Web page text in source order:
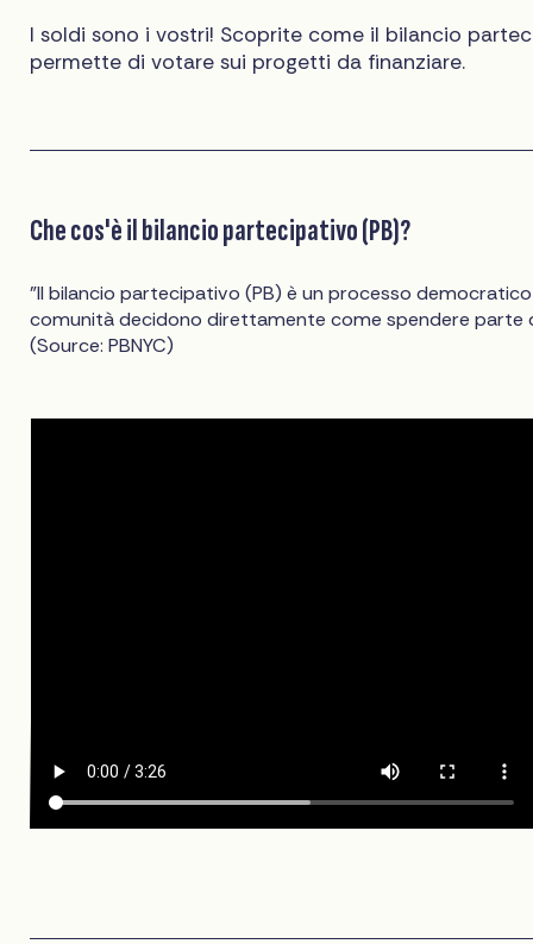
I soldi sono i vostri! Scoprite come il bilancio
permette di votare sui progetti da finanziare.
Che cos'è il bilancio partecipativo (PB)?
"Il bilancio partecipativo (PB) è un processo
comunità decidono direttamente come spendere parte
(Source: PBNYC)